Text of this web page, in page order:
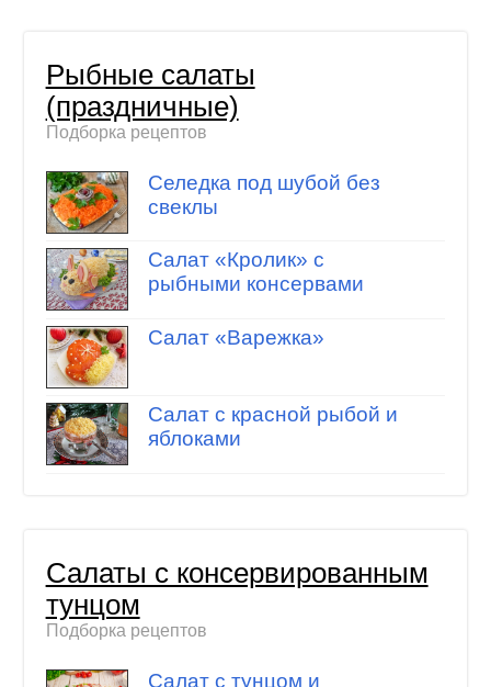
Рыбные салаты
(праздничные)
Подборка рецептов
Селедка под шубой без
свеклы
Салат «Кролик» с
рыбными консервами
Салат «Варежка»
Салат с красной рыбой и
яблоками
Салаты с консервированным
тунцом
Подборка рецептов
Салат с тунцом и